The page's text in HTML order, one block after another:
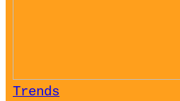
Trends